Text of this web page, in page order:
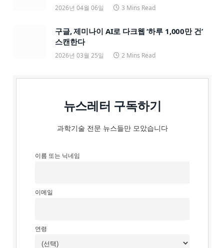
2026년 04월 06일 3 Mins Read
구글, 제미나이 AI로 다크웹 ‘하루 1,000만 건’
스캔한다
2026년 03월 25일 2 Mins Read
뉴스레터 구독하기
과학기술 전문 뉴스들만 모았습니다
이름 또는 닉네임
이메일
연령